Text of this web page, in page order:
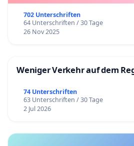
702 Unterschriften
64 Unterschriften / 30 Tage
26 Nov 2025
Weniger Verkehr auf dem
74 Unterschriften
63 Unterschriften / 30 Tage
2 Jul 2026